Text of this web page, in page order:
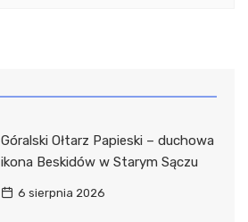
Góralski Ołtarz Papieski – duchowa
ikona Beskidów w Starym Sączu
6 sierpnia 2026